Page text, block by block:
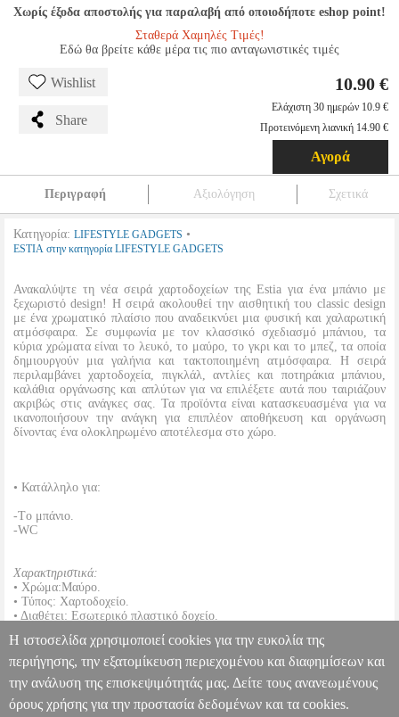
Χωρίς έξοδα αποστολής για παραλαβή από οποιοδήποτε eshop point!
Σταθερά Χαμηλές Τιμές!
Εδώ θα βρείτε κάθε μέρα τις πιο ανταγωνιστικές τιμές
Wishlist
Share
10.90 €
Ελάχιστη 30 ημερών 10.9 €
Προτεινόμενη λιανική 14.90 €
Αγορά
Περιγραφή Αξιολόγηση Σχετικά
Κατηγορία: LIFESTYLE GADGETS •
ESTIA στην κατηγορία LIFESTYLE GADGETS
Ανακαλύψτε τη νέα σειρά χαρτοδοχείων της Estia για ένα μπάνιο με
ξεχωριστό design! Η σειρά ακολουθεί την αισθητική του classic design
με ένα χρωματικό πλαίσιο που αναδεικνύει μια φυσική και χαλαρωτική
ατμόσφαιρα. Σε συμφωνία με τον κλασσικό σχεδιασμό μπάνιου, τα
κύρια χρώματα είναι το λευκό, το μαύρο, το γκρι και το μπεζ, τα οποία
δημιουργούν μια γαλήνια και τακτοποιημένη ατμόσφαιρα. Η σειρά
περιλαμβάνει χαρτοδοχεία, πιγκλάλ, αντλίες και ποτηράκια μπάνιου,
καλάθια οργάνωσης και απλύτων για να επιλέξετε αυτά που ταιριάζουν
ακριβώς στις ανάγκες σας. Τα προϊόντα είναι κατασκευασμένα για να
ικανοποιήσουν την ανάγκη για επιπλέον αποθήκευση και οργάνωση
δίνοντας ένα ολοκληρωμένο αποτέλεσμα στο χώρο.
• Κατάλληλο για:
-Tο μπάνιο.
-WC
Χαρακτηριστικά:
• Χρώμα:Μαύρο.
• Τύπος: Χαρτοδοχείο.
• Διαθέτει: Εσωτερικό πλαστικό δοχείο.
• Συλλογή:.
• Καπάκι:Soft close.
ESTIA ΧΑΡΤΟΔΟΧΕΙΟ ΜΠΑΝΙΟΥ CLASSIC SOFT CLOSE 5LT
ΜΑΤ ΜΑΥΡΟ 02-3791 PER.241881 PER.241881 ESTIA
Η ιστοσελίδα χρησιμοποιεί cookies για την ευκολία της
περιήγησης, την εξατομίκευση περιεχομένου και διαφημίσεων και
την ανάλυση της επισκεψιμότητάς μας. Δείτε τους ανανεωμένους
όρους χρήσης για την προστασία δεδομένων και τα cookies.